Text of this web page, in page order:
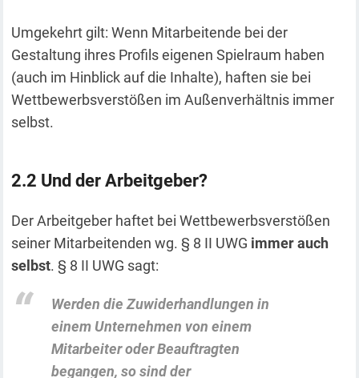
Umgekehrt gilt: Wenn Mitarbeitende bei der
Gestaltung ihres Profils eigenen Spielraum haben
(auch im Hinblick auf die Inhalte), haften sie bei
Wettbewerbsverstößen im Außenverhältnis immer
selbst.
Und der Arbeitgeber?
Der Arbeitgeber haftet bei Wettbewerbsverstößen
seiner Mitarbeitenden wg. § 8 II UWG immer auch
selbst. § 8 II UWG sagt:
Werden die Zuwiderhandlungen in
einem Unternehmen von einem
Mitarbeiter oder Beauftragten
begangen, so sind der